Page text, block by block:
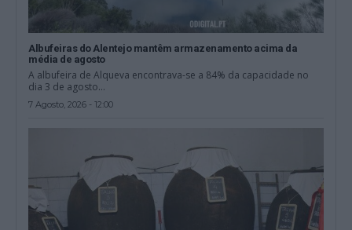
Albufeiras do Alentejo mantêm armazenamento acima da
média de agosto
A albufeira de Alqueva encontrava-se a 84% da capacidade no
dia 3 de agosto...
7 Agosto, 2026 - 12:00